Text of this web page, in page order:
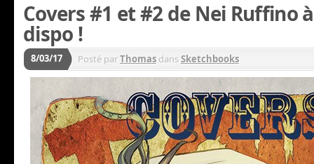
Covers #1 et #2 de Nei Ruffino
dispo !
8/03/17 Posté parThomas dansSketchbooks